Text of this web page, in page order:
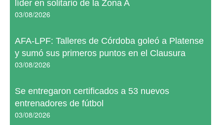
líder en solitario de la Zona A
03/08/2026
AFA-LPF: Talleres de Córdoba goleó a Platense
y sumó sus primeros puntos en el Clausura
03/08/2026
Se entregaron certificados a 53 nuevos
entrenadores de fútbol
03/08/2026